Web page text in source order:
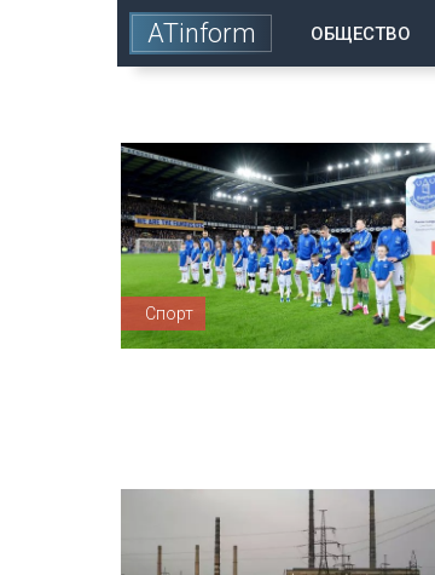
ATinform ОБЩЕСТВО
Спорт